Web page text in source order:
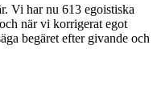
Vi har nu 613 egoistiska
när vi korrigerat egot
begäret efter givande och